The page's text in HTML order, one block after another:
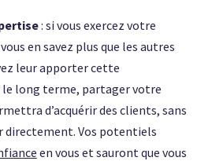
: si vous exercez votre
en savez plus que les autres
leur apporter cette
le long terme, partager votre
d’acquérir des clients, sans
directement. Vos potentiels
en vous et sauront que vous